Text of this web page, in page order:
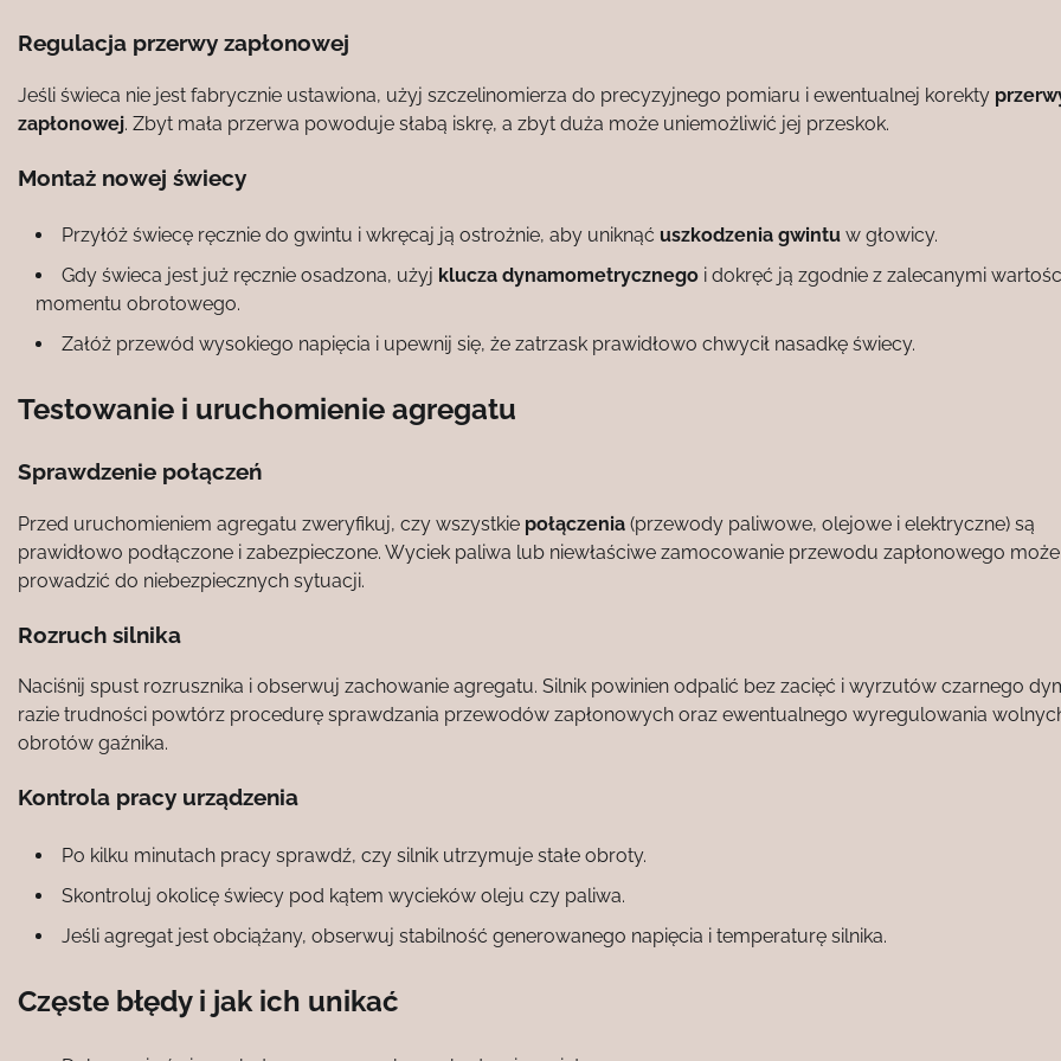
Regulacja przerwy zapłonowej
Jeśli świeca nie jest fabrycznie ustawiona, użyj szczelinomierza do precyzyjnego pomiaru i ewentualnej korekty
zapłonowej. Zbyt mała przerwa powoduje słabą iskrę, a zbyt duża może uniemożliwić jej przeskok.
Montaż nowej świecy
Przyłóż świecę ręcznie do gwintu i wkręcaj ją ostrożnie, aby uniknąć uszkodzenia gwintu w głowicy.
Gdy świeca jest już ręcznie osadzona, użyj klucza dynamometrycznego i dokręć ją zgodnie z zalecanymi
momentu obrotowego.
Załóż przewód wysokiego napięcia i upewnij się, że zatrzask prawidłowo chwycił nasadkę świecy.
Testowanie i uruchomienie agregatu
Sprawdzenie połączeń
Przed uruchomieniem agregatu zweryfikuj, czy wszystkie połączenia (przewody paliwowe, olejowe i elektryczne) są
prawidłowo podłączone i zabezpieczone. Wyciek paliwa lub niewłaściwe zamocowanie przewodu zapłonowego może
prowadzić do niebezpiecznych sytuacji.
Rozruch silnika
Naciśnij spust rozrusznika i obserwuj zachowanie agregatu. Silnik powinien odpalić bez zacięć i wyrzutów czarnego
razie trudności powtórz procedurę sprawdzania przewodów zapłonowych oraz ewentualnego wyregulowania
obrotów gaźnika.
Kontrola pracy urządzenia
Po kilku minutach pracy sprawdź, czy silnik utrzymuje stałe obroty.
Skontroluj okolicę świecy pod kątem wycieków oleju czy paliwa.
Jeśli agregat jest obciążany, obserwuj stabilność generowanego napięcia i temperaturę silnika.
Częste błędy i jak ich unikać